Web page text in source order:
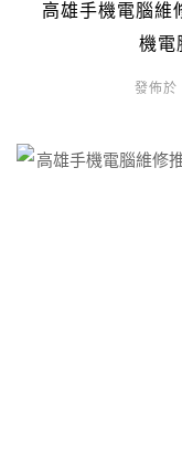
高雄手機電腦維
機電
發佈